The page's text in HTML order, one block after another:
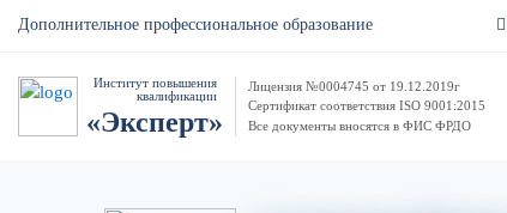
Дополнительное профессиональное образование
Институт повышения
квалификации
«Эксперт»
Лицензия №0004745 от 19.12.2019г
Сертификат соответствия ISO 9001:2015
Все документы вносятся в ФИС ФРДО